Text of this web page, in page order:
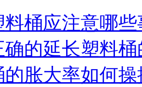
料桶应注意哪
确的延长塑料
的胀大率如何操